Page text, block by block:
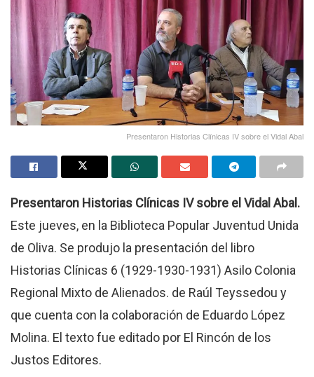
Presentaron Historias Clínicas IV sobre el Vidal Abal
Presentaron Historias Clínicas IV sobre el Vidal Abal.
Este jueves, en la Biblioteca Popular Juventud Unida
de Oliva. Se produjo la presentación del libro
Historias Clínicas 6 (1929-1930-1931) Asilo Colonia
Regional Mixto de Alienados. de Raúl Teyssedou y
que cuenta con la colaboración de Eduardo López
Molina. El texto fue editado por El Rincón de los
Justos Editores.